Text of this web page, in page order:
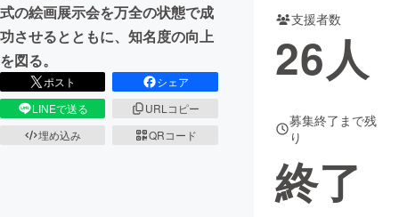
式の絵画展示会を万全の状態で成
功させるとともに、知名度の向上
を図る。
ポスト
シェア
LINEで送る
URLコピー
埋め込み
QRコード
支援者数
26人
募集終了まで残
り
終了